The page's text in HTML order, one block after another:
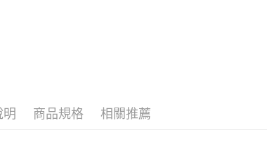
明 商品規格 相關推薦